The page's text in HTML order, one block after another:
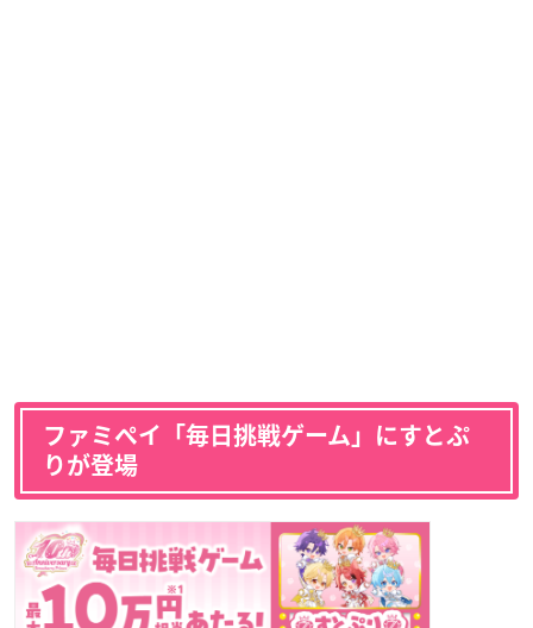
ファミペイ「毎日挑戦ゲーム」にすとぷ
りが登場